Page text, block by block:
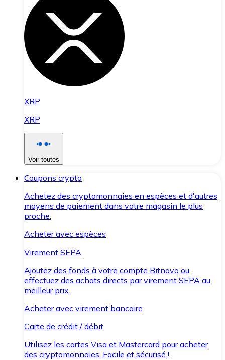
XRP
XRP
Voir toutes
Coupons crypto
Achetez des cryptomonnaies en espèces et d'autres
moyens de paiement dans votre magasin le plus
proche.
Acheter avec espèces
Virement SEPA
Ajoutez des fonds à votre compte Bitnovo ou
effectuez des achats directs par virement SEPA au
meilleur prix.
Acheter avec virement bancaire
Carte de crédit / débit
Utilisez les cartes Visa et Mastercard pour acheter
des cryptomonnaies. Facile et sécurisé !